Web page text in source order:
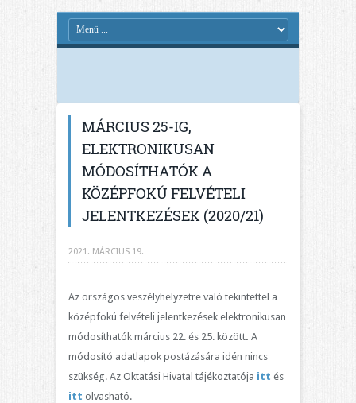
MÁRCIUS 25-IG,
ELEKTRONIKUSAN
MÓDOSÍTHATÓK A
KÖZÉPFOKÚ FELVÉTELI
JELENTKEZÉSEK (2020/21)
2021. MÁRCIUS 19.
Az országos veszélyhelyzetre való tekintettel a
középfokú felvételi jelentkezések elektronikusan
módosíthatók március 22. és 25. között. A
módosító adatlapok postázására idén nincs
szükség. Az Oktatási Hivatal tájékoztatója itt és
itt olvasható.